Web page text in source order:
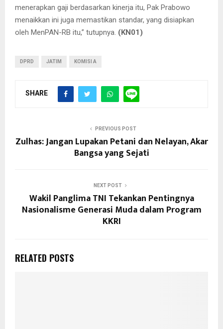
menerapkan gaji berdasarkan kinerja itu, Pak Prabowo
menaikkan ini juga memastikan standar, yang disiapkan
oleh MenPAN-RB itu,” tutupnya. (KN01)
DPRD JATIM KOMISI A
SHARE
PREVIOUS POST
Zulhas: Jangan Lupakan Petani dan Nelayan, Akar
Bangsa yang Sejati
NEXT POST
Wakil Panglima TNI Tekankan Pentingnya
Nasionalisme Generasi Muda dalam Program
KKRI
RELATED POSTS